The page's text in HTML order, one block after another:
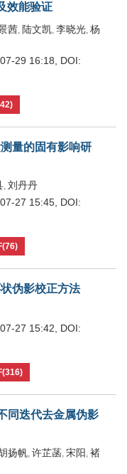
效能验证
茜, 陆文凯, 李晓光, 杨
29 16:18
DOI:
42)
量的固有影响研
, 刘丹丹
27 15:45 DOI:
(76)
伪影校正方法
27 15:42
DOI:
(316)
同迭代去金属伪影
扬帆, 许芷菡, 宋阳, 褚